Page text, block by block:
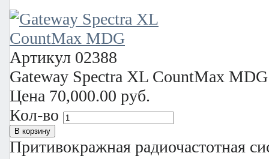
Артикул 02388
Gateway Spectra XL CountMax MDG
Цена 70,000.00 руб.
Кол-во
Притивокражная радиочастотная